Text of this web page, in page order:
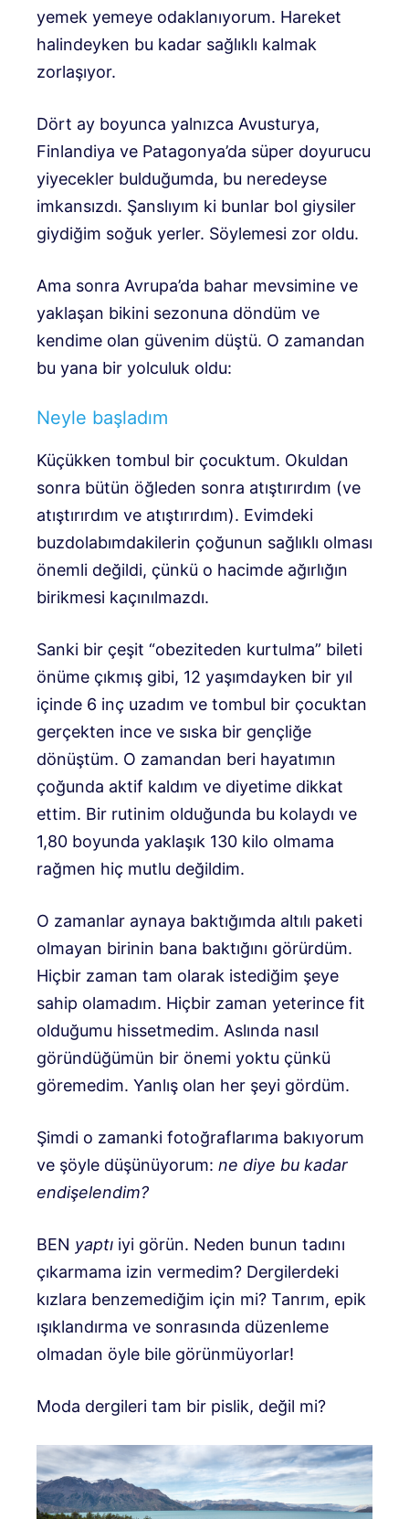
yemek yemeye odaklanıyorum. Hareket
halindeyken bu kadar sağlıklı kalmak
zorlaşıyor.
Dört ay boyunca yalnızca Avusturya,
Finlandiya ve Patagonya’da süper doyurucu
yiyecekler bulduğumda, bu neredeyse
imkansızdı. Şanslıyım ki bunlar bol giysiler
giydiğim soğuk yerler. Söylemesi zor oldu.
Ama sonra Avrupa’da bahar mevsimine ve
yaklaşan bikini sezonuna döndüm ve
kendime olan güvenim düştü. O zamandan
bu yana bir yolculuk oldu:
Neyle başladım
Küçükken tombul bir çocuktum. Okuldan
sonra bütün öğleden sonra atıştırırdım (ve
atıştırırdım ve atıştırırdım). Evimdeki
buzdolabımdakilerin çoğunun sağlıklı olması
önemli değildi, çünkü o hacimde ağırlığın
birikmesi kaçınılmazdı.
Sanki bir çeşit “obeziteden kurtulma” bileti
önüme çıkmış gibi, 12 yaşımdayken bir yıl
içinde 6 inç uzadım ve tombul bir çocuktan
gerçekten ince ve sıska bir gençliğe
dönüştüm. O zamandan beri hayatımın
çoğunda aktif kaldım ve diyetime dikkat
ettim. Bir rutinim olduğunda bu kolaydı ve
1,80 boyunda yaklaşık 130 kilo olmama
rağmen hiç mutlu değildim.
O zamanlar aynaya baktığımda altılı paketi
olmayan birinin bana baktığını görürdüm.
Hiçbir zaman tam olarak istediğim şeye
sahip olamadım. Hiçbir zaman yeterince fit
olduğumu hissetmedim. Aslında nasıl
göründüğümün bir önemi yoktu çünkü
göremedim. Yanlış olan her şeyi gördüm.
Şimdi o zamanki fotoğraflarıma bakıyorum
ve şöyle düşünüyorum: ne diye bu kadar
endişelendim?
BEN yaptı iyi görün. Neden bunun tadını
çıkarmama izin vermedim? Dergilerdeki
kızlara benzemediğim için mi? Tanrım, epik
ışıklandırma ve sonrasında düzenleme
olmadan öyle bile görünmüyorlar!
Moda dergileri tam bir pislik, değil mi?